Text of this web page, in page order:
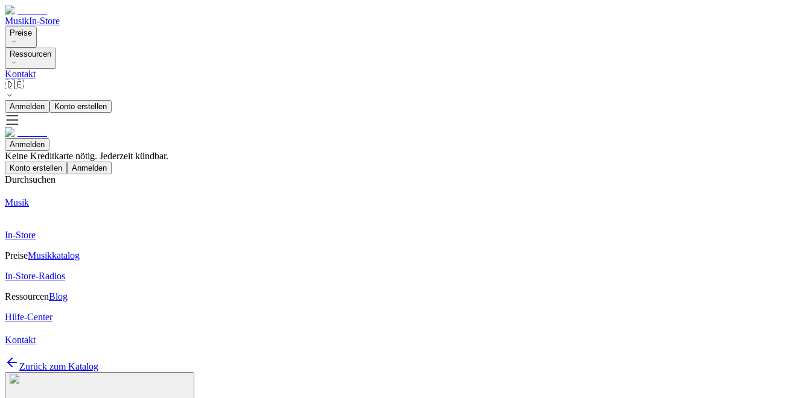
MusikIn-Store
Preise
Ressourcen
Kontakt
🇩🇪
Anmelden Konto erstellen
Anmelden
Keine Kreditkarte nötig. Jederzeit kündbar.
Konto erstellen Anmelden
Durchsuchen
Musik
In-Store
PreiseMusikkatalog
In-Store-Radios
RessourcenBlog
Hilfe-Center
Kontakt
Zurück zum Katalog